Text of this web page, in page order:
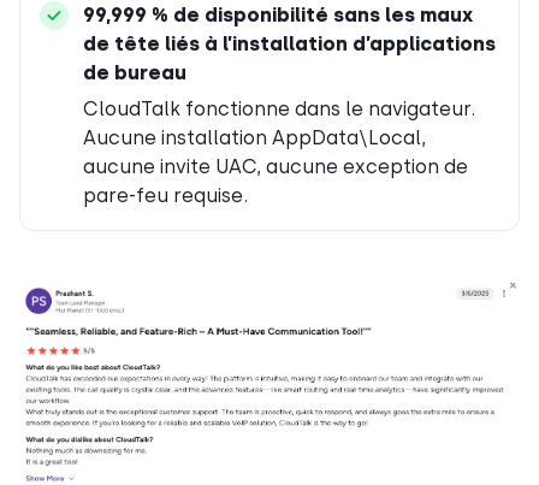
99,999 % de disponibilité sans les maux
de tête liés à l’installation d’applications
de bureau
CloudTalk fonctionne dans le navigateur.
Aucune installation AppData\Local,
aucune invite UAC, aucune exception de
pare-feu requise.